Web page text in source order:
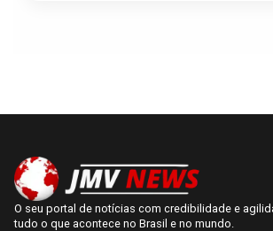
O seu portal de notícias com credibilidade e
tudo o que acontece no Brasil e no mundo.